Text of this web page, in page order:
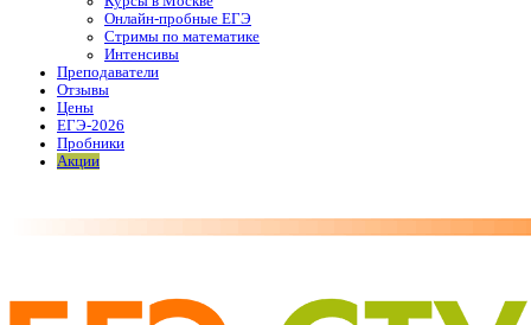
Онлайн-пробные ЕГЭ
Стримы по математике
Интенсивы
Преподаватели
Отзывы
Цены
ЕГЭ-2026
Пробники
Акции